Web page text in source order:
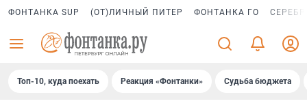
ФОНТАНКА SUP (ОТ)ЛИЧНЫЙ ПИТЕР ФОНТАНКА ГО
Топ-10, куда поехать Реакция «Фонтанки» Судьба бюджета